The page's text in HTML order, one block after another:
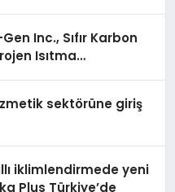
Inc., Sıfır Karbon
Isıtma
sektörüne giriş
iklimlendirmede yeni
Plus Türkiye’de